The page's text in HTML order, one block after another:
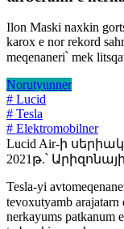
Ilon Maski naxkin
karox e nor rekord
meqenaneri՝ mek
Norutyunner
# Lucid
# Tesla
# Elektromobilner
Lucid Air-ի
2021թ.՝
Tesla-yi
tevoxutyamb arajatarn
nerkayums patkanum